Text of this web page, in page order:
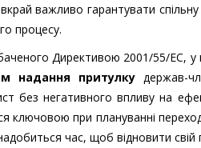
важливо гарантувати спільну
процесу.
Директивою 2001/55/EC, у
надання притулкудержав-
без негативного впливу на
ключовою при плануванні
час, щоб відновити